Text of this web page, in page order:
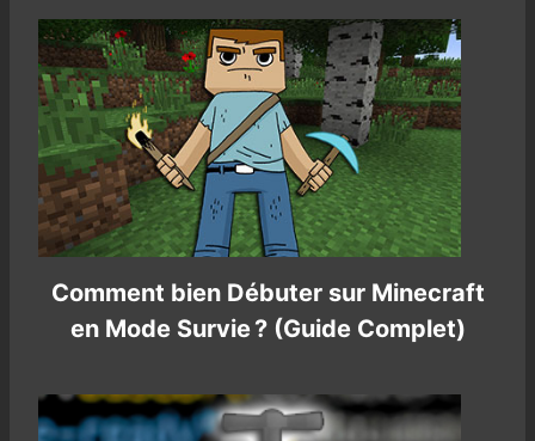
Comment bien Débuter sur Minecraft
en Mode Survie ? (Guide Complet)